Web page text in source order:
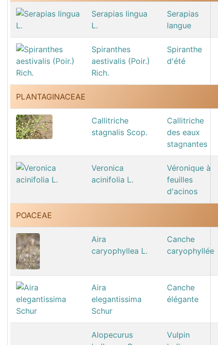
Serapias lingua
L.
Serapias
langue
Spiranthes
aestivalis (Poir.)
Rich.
Spiranthe
d'été
PLANTAGINACEAE
Callitriche
stagnalis Scop.
Callitriche
des eaux
stagnantes
Veronica
acinifolia L.
Véronique à
feuilles
d'acinos
POACEAE
Aira
caryophyllea L.
Canche
caryophyllée
Aira
elegantissima
Schur
Canche
élégante
Alopecurus
Vulpin